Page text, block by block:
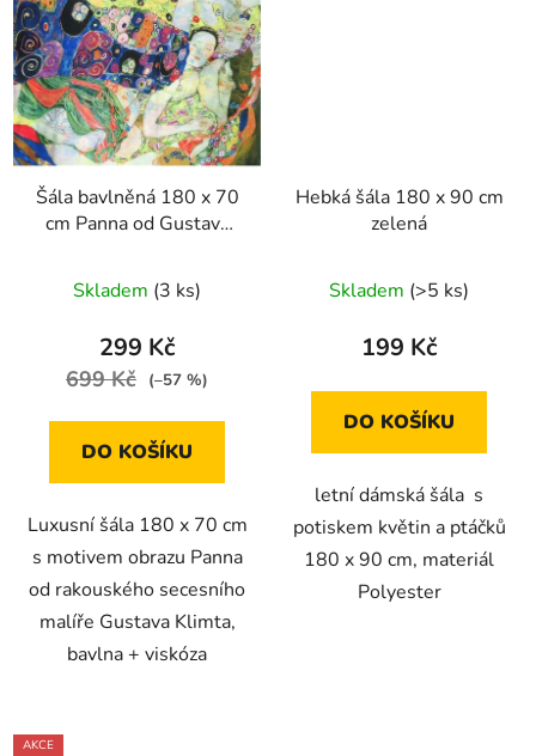
Šála bavlněná 180 x 70
cm Panna od Gustava
Skladem (3 ks)
299 Kč
699 Kč (–57 %)
DO KOŠÍKU
Luxusní šála 180 x 70 cm
s motivem obrazu Panna
od rakouského secesního
malíře Gustava Klimta,
bavlna + viskóza
Hebká šála 180 x 90 cm
zelená
Skladem (>5 ks)
199 Kč
DO KOŠÍKU
letní dámská šála s
potiskem květin a ptáčků
180 x 90 cm, materiál
Polyester
AKCE